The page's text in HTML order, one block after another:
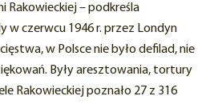
Rakowieckiej – podkreśla
w czerwcu 1946 r. przez Londyn
w Polsce nie było defilad, nie
Były aresztowania, tortury
Rakowieckiej poznało 27 z 316